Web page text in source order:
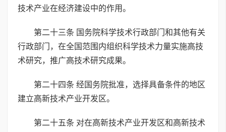
技术产业在经济建设中的作用。
第二十三条 国务院科学技术行政部门和其他有关
行政部门，在全国范围内组织科学技术力量实施高技
术研究，推广高技术研究成果。
第二十四条 经国务院批准，选择具备条件的地区
建立高新技术产业开发区。
第二十五条 对在高新技术产业开发区和高新技术